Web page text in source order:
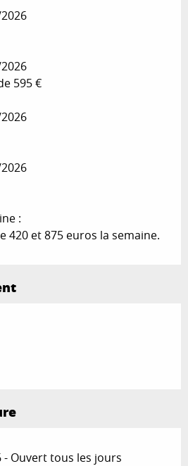
595 €
:
420 et 875 euros la semaine.
- Ouvert tous les jours